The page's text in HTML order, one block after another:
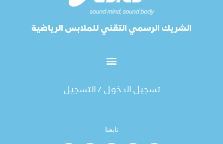
الشريك الرسمي التقني للملابس الرياضية
تسجيل الدخول / التسجيل
تابعنا